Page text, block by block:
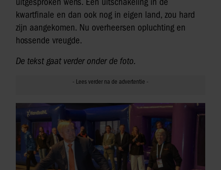
kwartfinale en dan ook nog in eigen land, zou hard
zijn aangekomen. Nu overheersen opluchting en
hossende vreugde.
De tekst gaat verder onder de foto.